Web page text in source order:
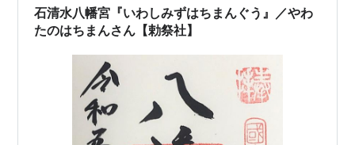
石清水八幡宮『いわしみずはちまんぐう』／やわ
たのはちまんさん【勅祭社】